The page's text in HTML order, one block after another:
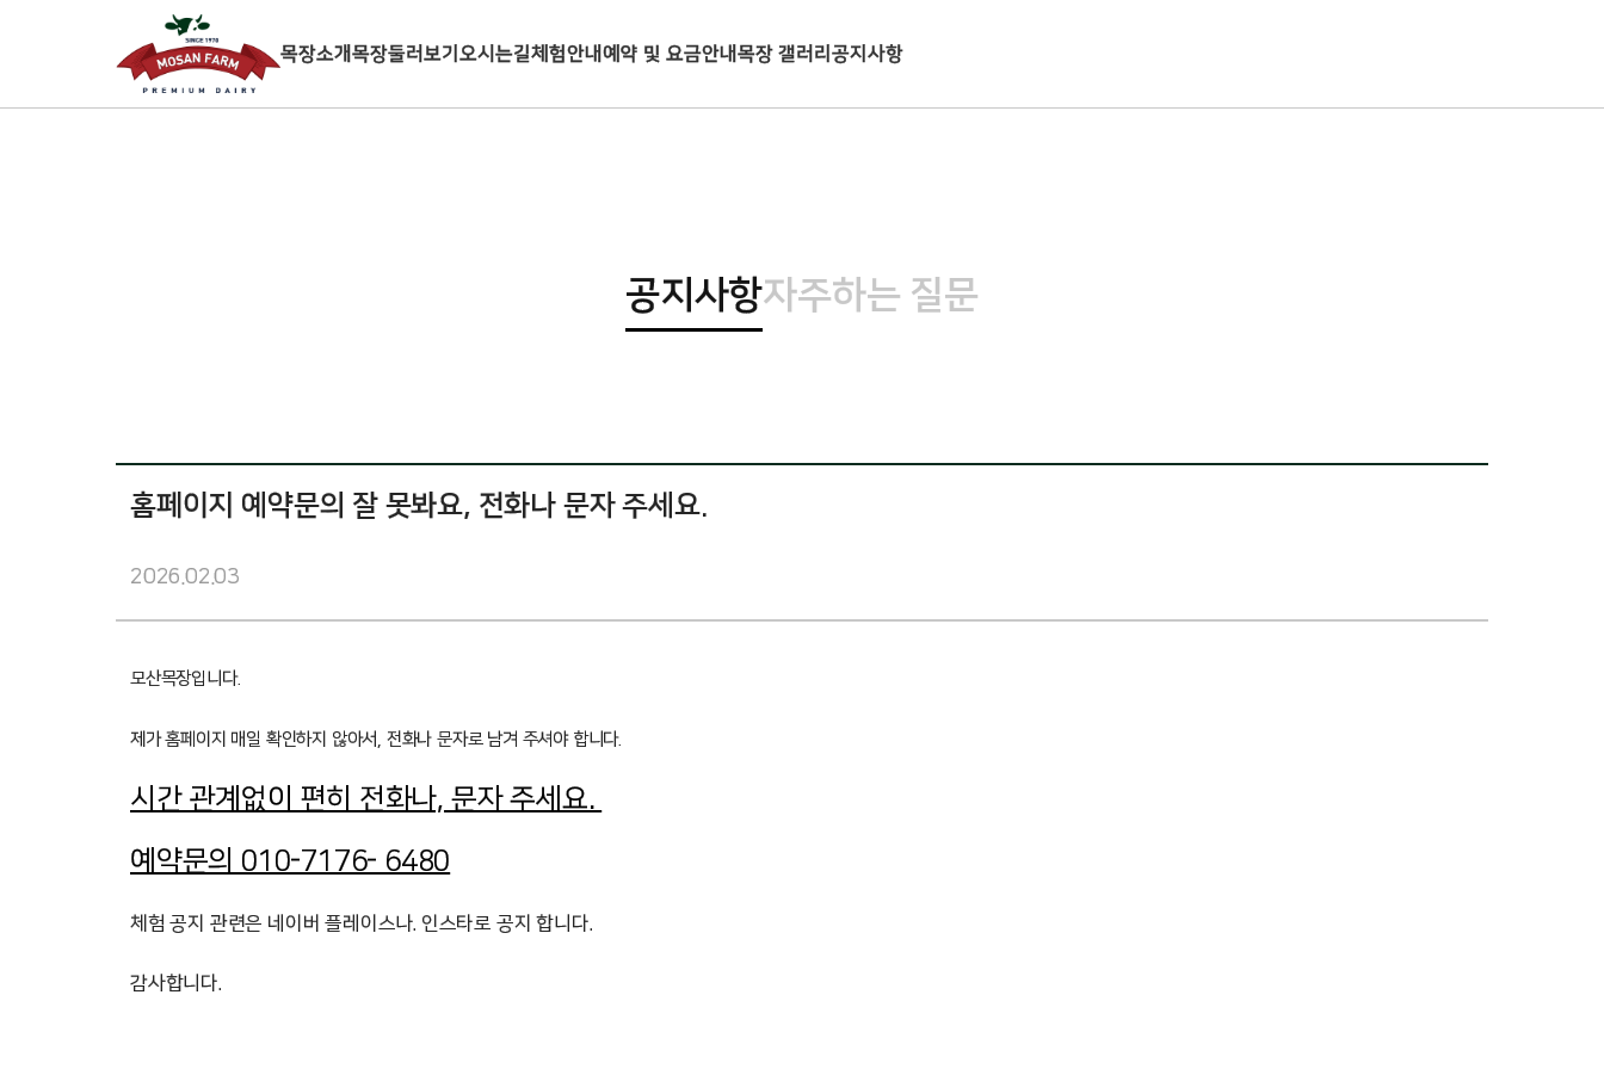
목장소개목장둘러보기 오시는길체험안내예약 및 요금안내목장 갤러리 공지사항
공지사항자주하는 질문
홈페이지 예약문의 잘 못봐요, 전화나 문자 주세요.
2026.02.03
모산목장입니다.
제가 홈페이지 매일 확인하지 않아서, 전화나 문자로 남겨 주셔야 합니다.
시간 관계없이 편히 전화나, 문자 주세요.
예약문의 010-7176- 6480
체험 공지 관련은 네이버 플레이스나. 인스타로 공지 합니다.
감사합니다.